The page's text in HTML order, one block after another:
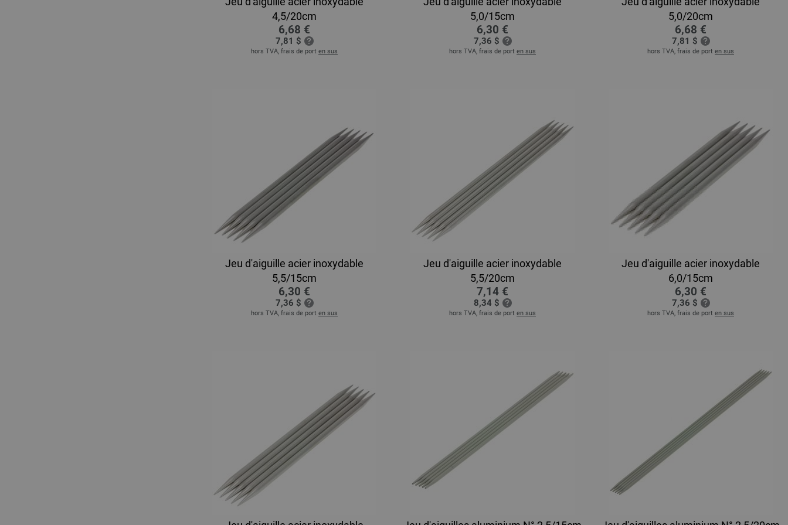
4,5/20cm
6,68 €
7,81 $
hors TVA, frais de port en sus
5,0/15cm
6,30 €
7,36 $
hors TVA, frais de port en sus
5,0/20cm
6,68 €
7,81 $
hors TVA, frais de port en sus
Jeu d'aiguille acier inoxydable
5,5/15cm
6,30 €
7,36 $
hors TVA, frais de port en sus
Jeu d'aiguille acier inoxydable
5,5/20cm
7,14 €
8,34 $
hors TVA, frais de port en sus
Jeu d'aiguille acier inoxydable
6,0/15cm
6,30 €
7,36 $
hors TVA, frais de port en sus